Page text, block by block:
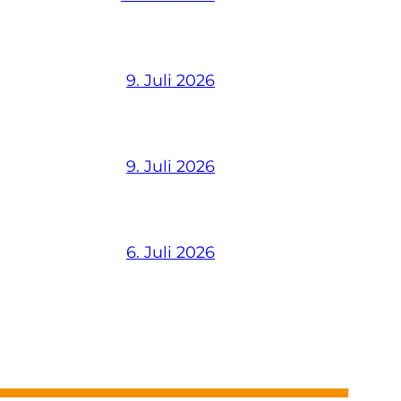
9. Juli 2026
9. Juli 2026
6. Juli 2026